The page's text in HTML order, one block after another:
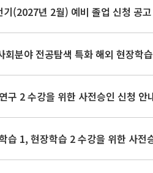
(2027년 2월) 예비 졸업 신청 공고
회분야 전공탐색 특화 해외 현장학
구 2 수강을 위한 사전승인 신청 안
습 1, 현장학습 2 수강을 위한 사전